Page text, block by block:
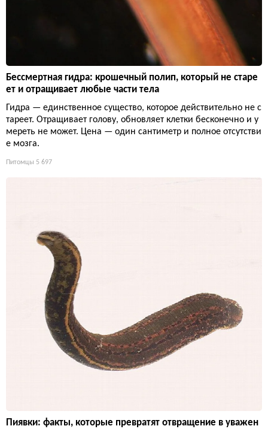
Бессмертная гидра: крошечный полип, который не старе
ет и отращивает любые части тела
Гидра — единственное существо, которое действительно не с
тареет. Отращивает голову, обновляет клетки бесконечно и у
мереть не может. Цена — один сантиметр и полное отсутстви
е мозга.
Питомцы 5 697
Пиявки: факты, которые превратят отвращение в уважен